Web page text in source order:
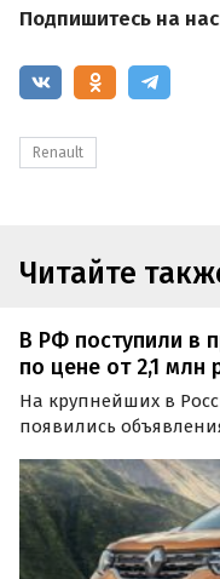
Подпишитесь на
Renault
Читайте
В РФ поступили в
по цене от 2,1 млн
На крупнейших в
появились
годах. Цены на них в
000 рублей, пишут